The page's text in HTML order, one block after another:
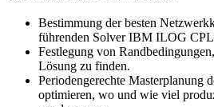
Bestimmung der besten
führenden Solver IBM ILOG
Festlegung von
Lösung zu finden.
Periodengerechte Masterplanung
optimieren, wo und wie viel